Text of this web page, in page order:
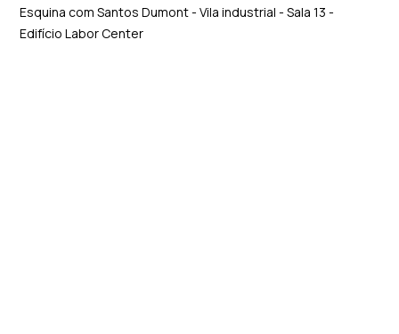
Esquina com Santos Dumont - Vila industrial - Sala 13 -
Edifício Labor Center